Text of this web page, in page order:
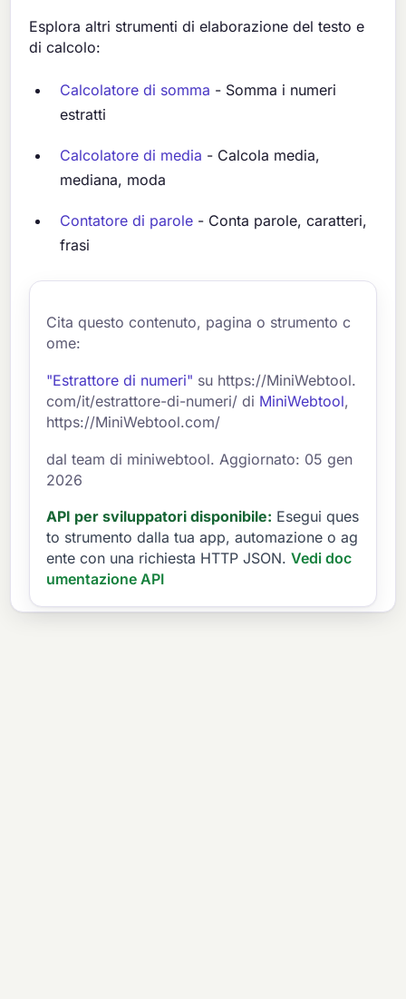
Esplora altri strumenti di elaborazione del testo e
di calcolo:
Calcolatore di somma - Somma i numeri
estratti
Calcolatore di media - Calcola media,
mediana, moda
Contatore di parole - Conta parole, caratteri,
frasi
Cita questo contenuto, pagina o strumento c
ome:
"Estrattore di numeri" su https://MiniWebtool.
com/it/estrattore-di-numeri/ di MiniWebtool,
https://MiniWebtool.com/
dal team di miniwebtool. Aggiornato: 05 gen
2026
API per sviluppatori disponibile: Esegui ques
to strumento dalla tua app, automazione o ag
ente con una richiesta HTTP JSON. Vedi doc
umentazione API